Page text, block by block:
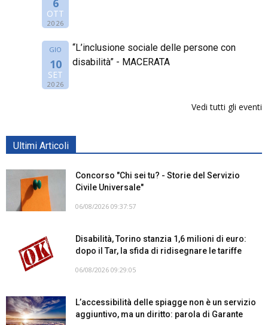
OTT
2026
GIO
10
SET
2026
“L’inclusione sociale delle persone con
disabilità” - MACERATA
Vedi tutti gli eventi
Ultimi Articoli
Concorso "Chi sei tu? - Storie del Servizio
Civile Universale"
06/08/2026 09:37:57
Disabilità, Torino stanzia 1,6 milioni di euro:
dopo il Tar, la sfida di ridisegnare le tariffe
06/08/2026 09:29:05
L’accessibilità delle spiagge non è un servizio
aggiuntivo, ma un diritto: parola di Garante